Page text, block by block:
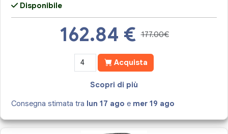
Disponibile
162.84 € 177.00€
Acquista
Scopri di più
Consegna stimata tra lun 17 ago e mer 19 ago